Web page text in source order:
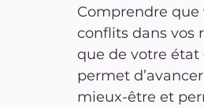
Comprendre que
conflits dans vos
que de votre état
permet
mieux-être et